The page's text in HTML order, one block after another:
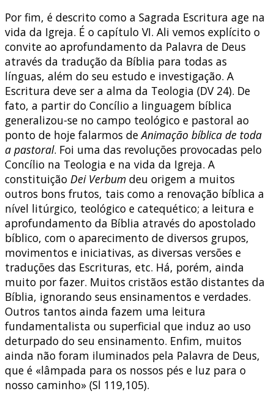
Por fim, é descrito como a Sagrada Escritura age na
vida da Igreja. É o capítulo VI. Ali vemos explícito o
convite ao aprofundamento da Palavra de Deus
através da tradução da Bíblia para todas as
línguas, além do seu estudo e investigação. A
Escritura deve ser a alma da Teologia (DV 24). De
fato, a partir do Concílio a linguagem bíblica
generalizou-se no campo teológico e pastoral ao
ponto de hoje falarmos deAnimação bíblica de toda
a pastoral. Foi uma das revoluções provocadas pelo
Concílio na Teologia e na vida da Igreja. A
constituição Dei Verbum deu origem a muitos
outros bons frutos, tais como a renovação bíblica a
nível litúrgico, teológico e catequético; a leitura e
aprofundamento da Bíblia através do apostolado
bíblico, com o aparecimento de diversos grupos,
movimentos e iniciativas, as diversas versões e
traduções das Escrituras, etc. Há, porém, ainda
muito por fazer. Muitos cristãos estão distantes da
Bíblia, ignorando seus ensinamentos e verdades.
Outros tantos ainda fazem uma leitura
fundamentalista ou superficial que induz ao uso
deturpado do seu ensinamento. Enfim, muitos
ainda não foram iluminados pela Palavra de Deus,
que é «lâmpada para os nossos pés e luz para o
nosso caminho» (Sl 119,105).